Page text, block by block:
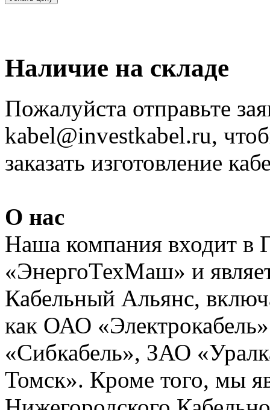
Наличие на складе
Пожалуйста отправьте
kabel@investkabel.ru,
заказать изготовление
О нас
Наша компания входит в
«ЭнергоТехМаш» и
Кабельный Альянс,
как ОАО
«Сибкабель», ЗАО
Томск». Кроме того, мы